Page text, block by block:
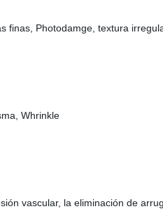
finas, Photodamge, textura
Whrinkle
vascular, la eliminación de